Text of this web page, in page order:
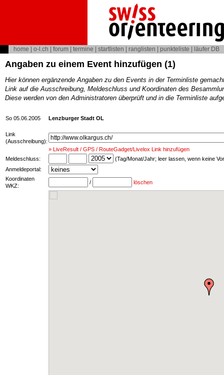
home o-l.ch forum termine startlisten ranglisten punkteliste läufer DB
Angaben zu einem Event hinzufügen (1)
Hier können ergänzende Angaben zu den Events in der Terminliste
Link auf die Ausschreibung, Meldeschluss und Koordinaten des
Diese werden von den Administratoren überprüft und in die Terminliste
So 05.06.2005 Lenzburger Stadt OL
Link
(Ausschreibung):
» LiveResult / GPS / RouteGadget/Livelox Link hinzufügen
Meldeschluss:
(Tag/Monat/Jahr; leer lassen, wenn keine
Anmeldeportal:
Koordinaten
WKZ:
/ löschen